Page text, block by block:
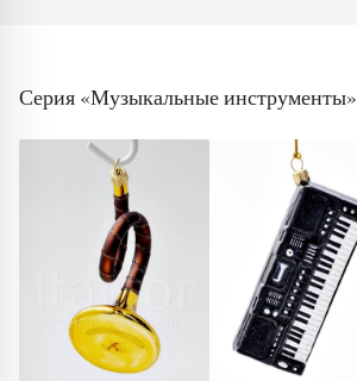
Серия «Музыкальные инструменты»